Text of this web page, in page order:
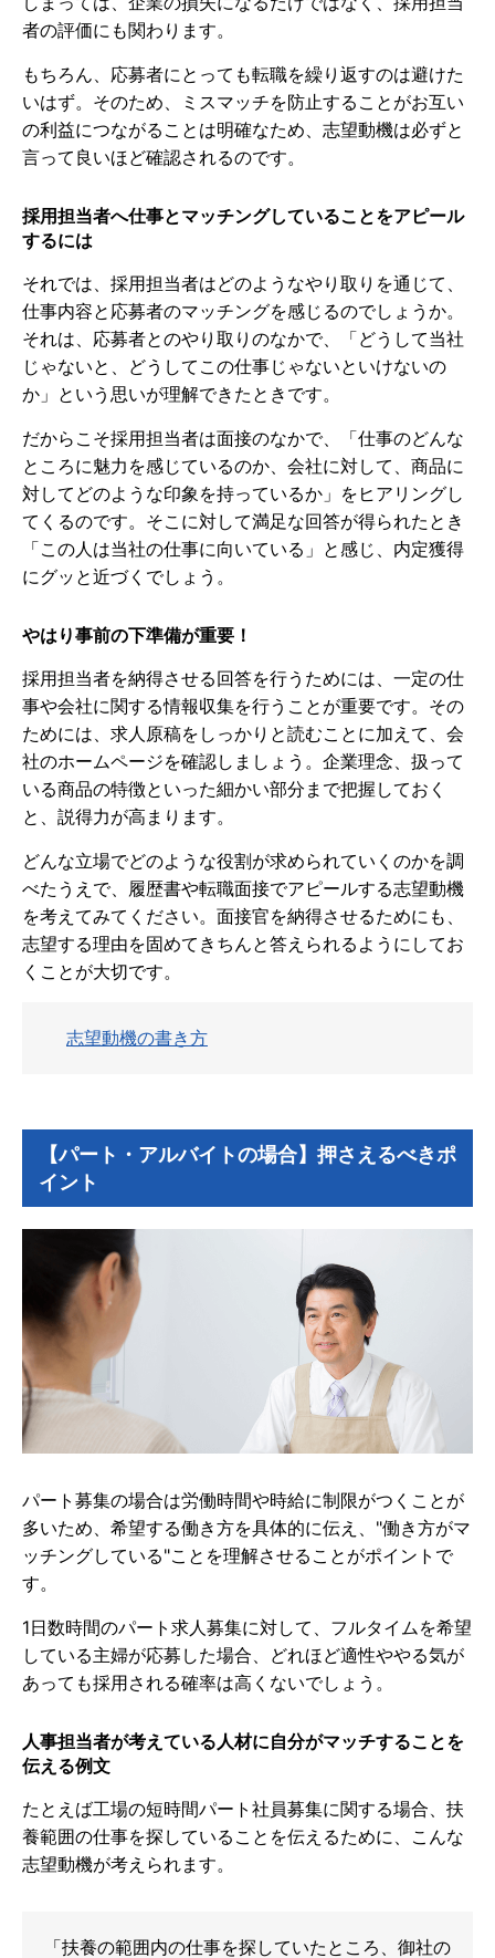
者の評価にも関わります。
もちろん、応募者にとっても転職を繰り返すのは避けた
いはず。そのため、ミスマッチを防止することがお互い
の利益につながることは明確なため、志望動機は必ずと
言って良いほど確認されるのです。
採用担当者へ仕事とマッチングしていることをアピール
するには
それでは、採用担当者はどのようなやり取りを通じて、
仕事内容と応募者のマッチングを感じるのでしょうか。
それは、応募者とのやり取りのなかで、
「どうして当社
じゃないと、どうしてこの仕事じゃないといけないの
か」 という思いが理解できたときです。
だからこそ採用担当者は面接のなかで、
「仕事のどんな
ところに魅力を感じているのか、会社に対して、商品に
対してどのような印象を持っているか」 をヒアリングし
てくるのです。そこに対して満足な回答が得られたとき
「この人は当社の仕事に向いている」 と感じ、内定獲得
にグッと近づくでしょう。
やはり事前の下準備が重要！
採用担当者を納得させる回答を行うためには、一定の仕
事や会社に関する情報収集を行うことが重要です。その
ためには、求人原稿をしっかりと読むことに加えて、会
社のホームページを確認しましょう。企業理念、扱って
いる商品の特徴といった細かい部分まで把握しておく
と、説得力が高まります。
どんな立場でどのような役割が求められていくのかを調
べたうえで、履歴書や転職面接でアピールする志望動機
を考えてみてください。面接官を納得させるためにも、
志望する理由を固めてきちんと答えられるようにしてお
くことが大切です。
志望動機の書き方
【パート・アルバイトの場合】押さえるべきポ
イント
パート募集の場合は労働時間や時給に制限がつくことが
多いため、希望する働き方を具体的に伝え、 "働き方がマ
ッチングしている"ことを理解させることがポイントで
す。
1日数時間のパート求人募集に対して、フルタイムを希望
している主婦が応募した場合、どれほど適性ややる気が
あっても採用される確率は高くないでしょう。
人事担当者が考えている人材に自分がマッチすることを
伝える例文
たとえば工場の短時間パート社員募集に関する場合、扶
養範囲の仕事を探していることを伝えるために、こんな
志望動機が考えられます。
「扶養の範囲内の仕事を探していたところ、御社の